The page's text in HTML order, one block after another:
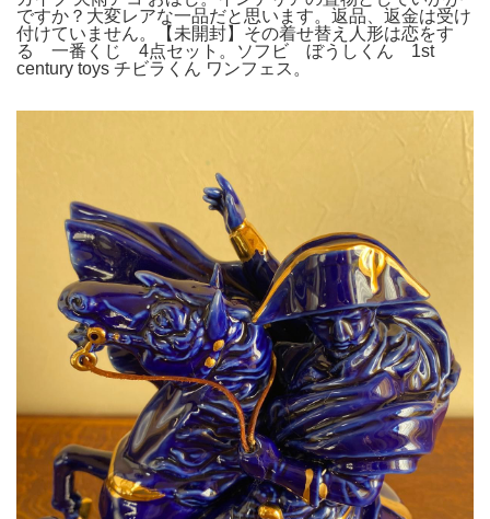
ですか？大変レアな一品だと思います。返品、返金は受け
付けていません。【未開封】その着せ替え人形は恋をす
る 一番くじ 4点セット。ソフビ ぼうしくん 1st
century toys チビラくん ワンフェス。